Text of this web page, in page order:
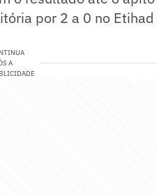
por 2 a 0 no Etihad
A